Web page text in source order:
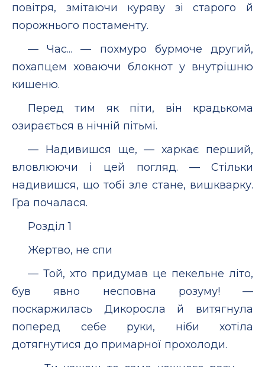
повітря, змітаючи куряву зі старого й
порожнього постаменту.
— Час... — похмуро бурмоче другий,
похапцем ховаючи блокнот у внутрішню
кишеню.
Перед тим як піти, він крадькома
озирається в нічній пітьмі.
— Надивишся ще, — харкає перший,
вловлюючи і цей погляд. — Стільки
надивишся, що тобі зле стане, вишкварку.
Гра почалася.
Розділ 1
Жертво, не спи
— Той, хто придумав це пекельне літо,
був явно несповна розуму! —
поскаржилась Дикоросла й витягнула
поперед себе руки, ніби хотіла
дотягнутися до примарної прохолоди.